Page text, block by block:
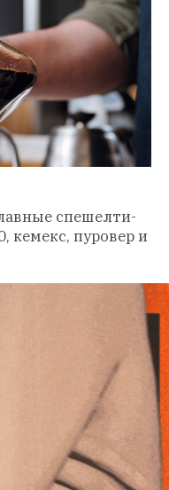
спешелти-
кемекс, пуровер и